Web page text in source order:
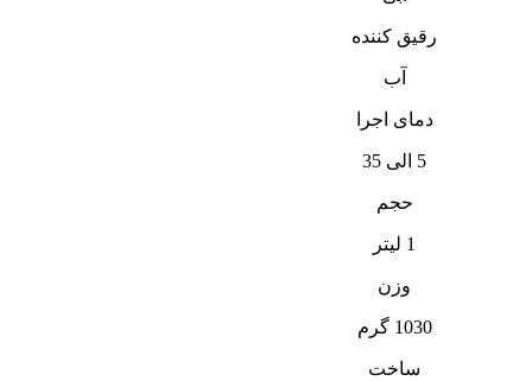
رقیق کننده
آب
دمای اجرا
5 الی 35
حجم
1 لیتر
وزن
1030 گرم
ساخت